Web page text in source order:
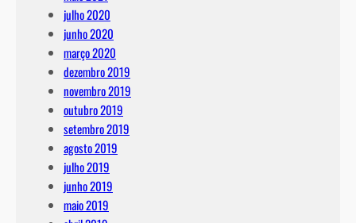
julho 2020
junho 2020
março 2020
dezembro 2019
novembro 2019
outubro 2019
setembro 2019
agosto 2019
julho 2019
junho 2019
maio 2019